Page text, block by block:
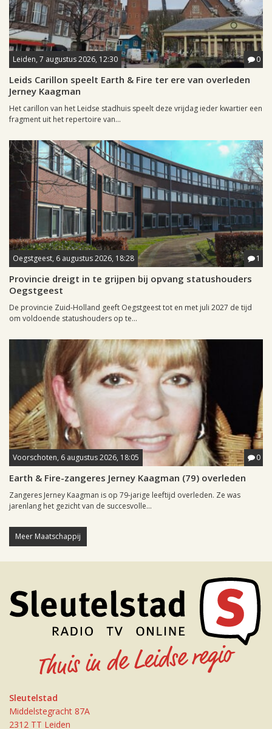
Leiden, 7 augustus 2026, 12:30 0
Leids Carillon speelt Earth & Fire ter ere van overleden
Jerney Kaagman
Het carillon van het Leidse stadhuis speelt deze vrijdag ieder kwartier een
fragment uit het repertoire van...
Oegstgeest, 6 augustus 2026, 18:28 1
Provincie dreigt in te grijpen bij opvang statushouders
Oegstgeest
De provincie Zuid-Holland geeft Oegstgeest tot en met juli 2027 de tijd
om voldoende statushouders op te...
Voorschoten, 6 augustus 2026, 18:05 0
Earth & Fire-zangeres Jerney Kaagman (79) overleden
Zangeres Jerney Kaagman is op 79-jarige leeftijd overleden. Ze was
jarenlang het gezicht van de succesvolle...
Meer Maatschappij
Sleutelstad
Middelstegracht 87A
2312 TT Leiden